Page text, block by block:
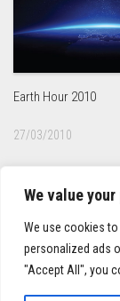
We value
We use cookies
personalized ads
"Accept All", you
Earth Hour 2010
27/03/2010